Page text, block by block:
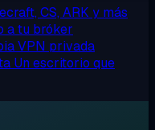
CS, ARK y más
a tu bróker
VPN privada
Un escritorio que